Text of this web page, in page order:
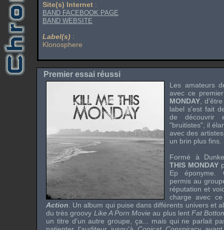
Site(s) Internet :
BAND FACEBOOK PAGE
BAND WEBSITE
Label(s) :
Klonosphere
Premier essai réussi
Les amateurs
avec ce
MONDAY ,
label s'est fait
de découvrir
"bruitistes", il
avec des
un brin plus fins.
Formé à
THIS MONDAY
Ep éponyme.
permis au
réputation et
charge avec
Action . Un album qui puise dans différents univers et
du très groovy Like A Porn Movieau plus lentFat
un titre d'un autre groupe, ça... mais qui ne parlait